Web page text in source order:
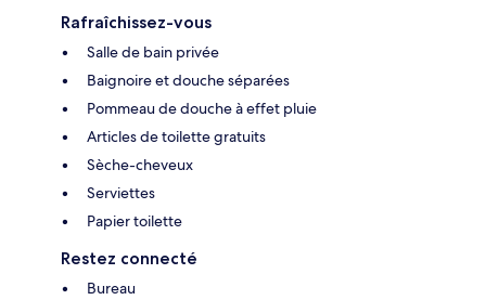
Rafraîchissez-vous
Salle de bain privée
Baignoire et douche séparées
Pommeau de douche à effet pluie
Articles de toilette gratuits
Sèche-cheveux
Serviettes
Papier toilette
Restez connecté
Bureau